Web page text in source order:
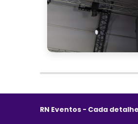
RN Eventos - Cada